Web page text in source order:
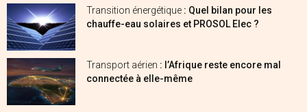
Transition énergétique : Quel bilan pour les
chauffe-eau solaires et PROSOL Elec ?
Transport aérien : l’Afrique reste encore mal
connectée à elle-même